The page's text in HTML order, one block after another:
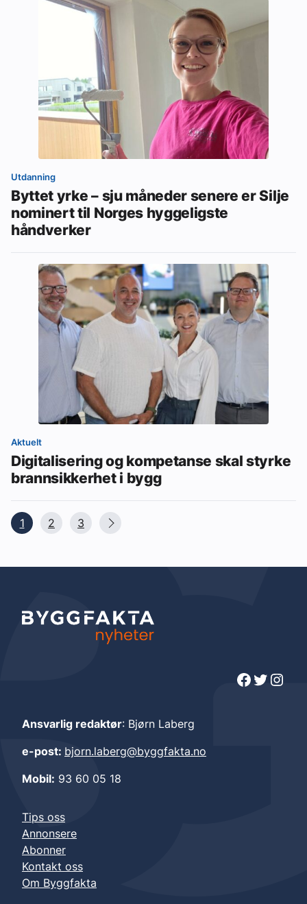
Utdanning
Byttet yrke – sju måneder senere er Silje
nominert til Norges hyggeligste
håndverker
Aktuelt
Digitalisering og kompetanse skal styrke
brannsikkerhet i bygg
1 2 3
Facebook Twitter Instagram
Ansvarlig redaktør: Bjørn Laberg
e-post: bjorn.laberg@byggfakta.no
Mobil: 93 60 05 18
Tips oss
Annonsere
Abonner
Kontakt oss
Om Byggfakta